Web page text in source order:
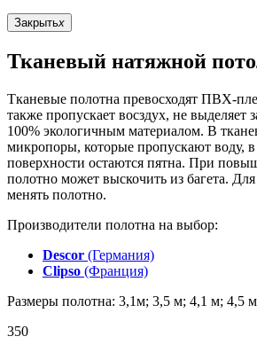
Закрытьx
Тканевый натяжной
Тканевые полотна превосходят ПВХ-
также пропускает восздух, не выделяет
100% экологичным материалом. В
микропоры, которые пропускают воду, в
поверхности остаются пятна. При
полотно может выскочить из багета.
менять полотно.
Производители полотна на выбор:
Descor (Германия)
Clipso (Франция)
Размеры полотна: 3,1м; 3,5 м; 4,1 м; 4,5
350